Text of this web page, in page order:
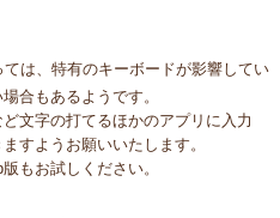
は、特有のキーボードが影響してい
合もあるようです。
文字の打てるほかのアプリに入力
すようお願いいたします。
もお試しください。